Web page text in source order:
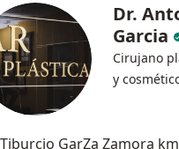
Dr.
Garcia
Cirujano
y